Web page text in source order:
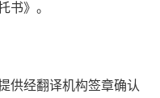
书》。
供经翻译机构签章确认